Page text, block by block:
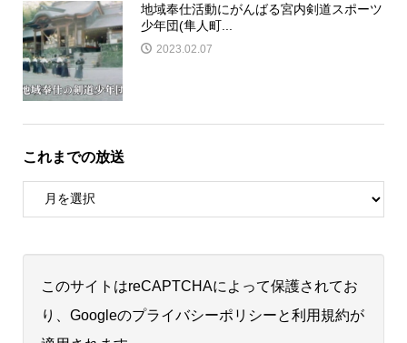
地域奉仕活動にがんばる宮内剣道スポーツ
少年団(隼人町...
2023.02.07
これまでの放送
このサイトはreCAPTCHAによって保護されてお
り、Googleのプライバシーポリシーと利用規約が